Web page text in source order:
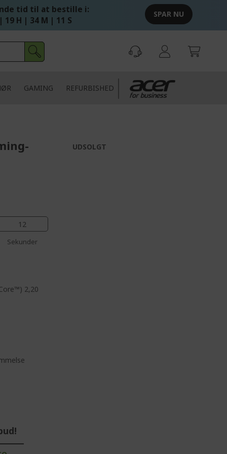
tid til at bestille i:
19 H | 34 M | 10 S
SPAR NU
GAMING REFURBISHED
11
Sekunder
2,20
UDSOLGT